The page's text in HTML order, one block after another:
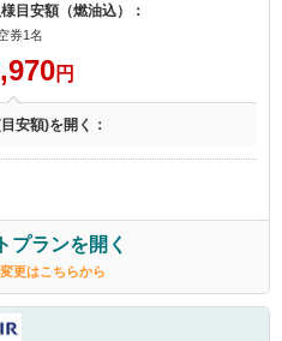
目安額（燃油込）：
券1名
円
安額)を開く：
プランを開く
更はこちらから